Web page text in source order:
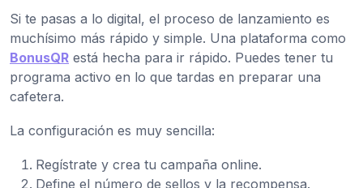
Si te pasas a lo digital, el proceso de lanzamiento es
muchísimo más rápido y simple. Una plataforma como
BonusQR está hecha para ir rápido. Puedes tener tu
programa activo en lo que tardas en preparar una
cafetera.
La configuración es muy sencilla:
Regístrate y crea tu campaña online.
Define el número de sellos y la recompensa.